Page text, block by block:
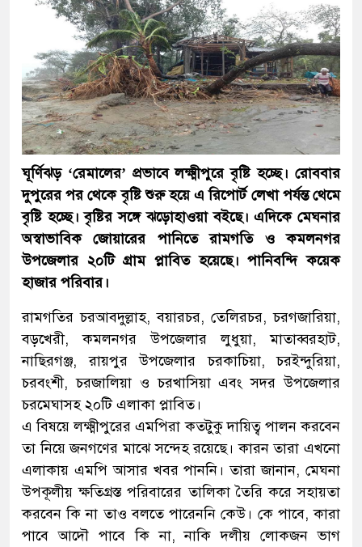
ঘূর্ণিঝড় ‘রেমালের’ প্রভাবে লক্ষ্মীপুরে বৃষ্টি হচ্ছে। রোববার
দুপুরের পর থেকে বৃষ্টি শুরু হয়ে এ রিপোর্ট লেখা পর্যন্ত থেমে
বৃষ্টি হচ্ছে। বৃষ্টির সঙ্গে ঝড়োহাওয়া বইছে। এদিকে মেঘনার
অস্বাভাবিক জোয়ারের পানিতে রামগতি ও কমলনগর
উপজেলার ২০টি গ্রাম প্লাবিত হয়েছে। পানিবন্দি কয়েক
হাজার পরিবার।
রামগতির চরআবদুল্লাহ, বয়ারচর, তেলিরচর, চরগজারিয়া,
বড়খেরী, কমলনগর উপজেলার লুধুয়া, মাতাব্বরহাট,
নাছিরগঞ্জ, রায়পুর উপজেলার চরকাচিয়া, চরইন্দুরিয়া,
চরবংশী, চরজালিয়া ও চরখাসিয়া এবং সদর উপজেলার
চরমেঘাসহ ২০টি এলাকা প্লাবিত।
এ বিষয়ে লক্ষ্মীপুরের এমপিরা কতটুকু দায়িত্ব পালন করবেন
তা নিয়ে জনগণের মাঝে সন্দেহ রয়েছে। কারন তারা এখনো
এলাকায় এমপি আসার খবর পাননি। তারা জানান, মেঘনা
উপকূলীয় ক্ষতিগ্রস্ত পরিবারের তালিকা তৈরি করে সহায়তা
করবেন কি না তাও বলতে পারেননি কেউ। কে পাবে, কারা
পাবে আদৌ পাবে কি না, নাকি দলীয় লোকজন ভাগ